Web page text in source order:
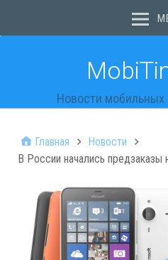
Новости мобильных
Главная
Новости
В России начались предзаказы